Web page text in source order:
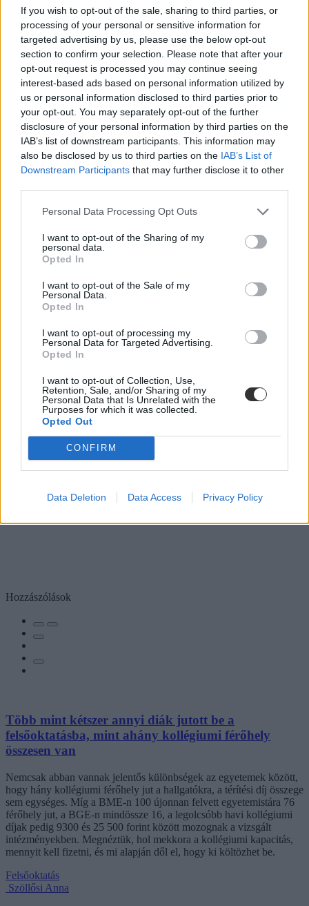
If you wish to opt-out of the sale, sharing to third parties, or
processing of your personal or sensitive information for
targeted advertising by us, please use the below opt-out
section to confirm your selection. Please note that after your
opt-out request is processed you may continue seeing
interest-based ads based on personal information utilized by
us or personal information disclosed to third parties prior to
your opt-out. You may separately opt-out of the further
disclosure of your personal information by third parties on the
IAB’s list of downstream participants. This information may
also be disclosed by us to third parties on the IAB’s List of
Downstream Participants that may further disclose it to other
Personal Data Processing Opt Outs
I want to opt-out of the Sharing of my
personal data.
Opted In
I want to opt-out of the Sale of my
Personal Data.
Opted In
I want to opt-out of processing my
Personal Data for Targeted Advertising.
Opted In
I want to opt-out of Collection, Use,
Retention, Sale, and/or Sharing of my
Personal Data that Is Unrelated with the
Purposes for which it was collected.
Opted Out
CONFIRM
Data Deletion Data Access Privacy Policy
Hozzászólások
Több mint kétszer annyi diák jutott be a
felsőoktatásba, mint ahány kollégiumi férőhely
összesen van
Nemcsak abban vannak jelentős különbségek az egyetemek között,
hogy hány kollégiumi férőhely jut a hallgatókra, a térítési díj összege
sem egységes. Míg a BME-n 100 újonnan felvett egyetemistára 76
férőhely jut, a BGE-n mindössze 16, a legolcsóbb havi kollégiumi
díjak pedig 9300 és 25 500 forint között mozognak a vizsgált
intézményekben. Megnéztük, hol mekkora a kollégiumi kapacitás,
mennyit kell fizetni, és mi alapján dől el, hogy ki költözhet be.
Felsőoktatás
Szöllősi Anna